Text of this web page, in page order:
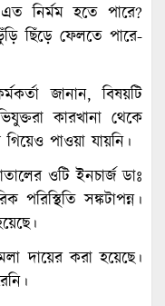
নির্মম হতে পারে?
ছিঁড়ে ফেলতে পারে-
জানান, বিষয়টি
কারখানা থেকে
পাওয়া যায়নি।
ওটি ইনচার্জ ডাঃ
পরিস্থিতি সঙ্কটাপন্ন।
দায়ের করা হয়েছে।